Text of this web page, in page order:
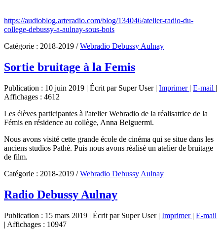
https://audioblog.arteradio.com/blog/134046/atelier-radio-du-
college-debussy-a-aulnay-sous-bois
Catégorie : 2018-2019 /Webradio Debussy Aulnay
Sortie bruitage à la Femis
Publication : 10 juin 2019 | Écrit par Super User| Imprimer | E-mail |
Affichages : 4612
Les élèves participantes à l'atelier Webradio de la réalisatrice de la
Fémis en résidence au collège, Anna Belguermi.
Nous avons visité cette grande école de cinéma qui se situe dans les
anciens studios Pathé. Puis nous avons réalisé un atelier de bruitage
de film.
Catégorie : 2018-2019 /Webradio Debussy Aulnay
Radio Debussy Aulnay
Publication : 15 mars 2019 | Écrit par Super User| Imprimer | E-mail
| Affichages : 10947